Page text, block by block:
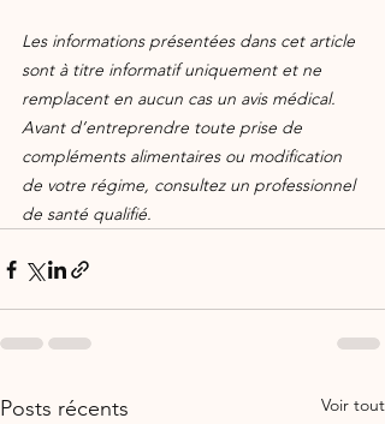
Les informations présentées dans cet article
sont à titre informatif uniquement et ne
remplacent en aucun cas un avis médical.
Avant d’entreprendre toute prise de
compléments alimentaires ou modification
de votre régime, consultez un professionnel
de santé qualifié.
Posts récents Voir tout